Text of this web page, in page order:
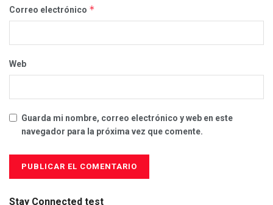
Correo electrónico *
Web
Guarda mi nombre, correo electrónico y web en este
navegador para la próxima vez que comente.
Stay Connected test